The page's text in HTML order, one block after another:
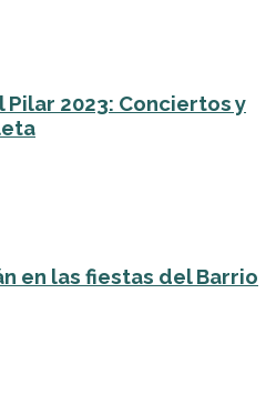
2023: Conciertos y
en las fiestas del Barrio